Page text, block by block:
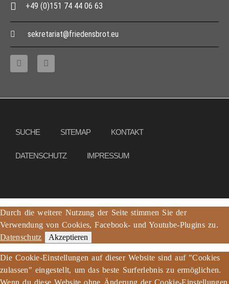
+49 (0)151 74 44 06 63
sekretariat@friedensbrot.eu
SUCHE SITEMAP KONTAKT
DATENSCHUTZ IMPRESSUM
Durch die weitere Nutzung der Seite stimmen Sie der
Verwendung von Cookies, Facebook- und Youtube-Plugins zu.
Datenschutz
Akzeptieren
Die Cookie-Einstellungen auf dieser Website sind auf "Cookies
zulassen" eingestellt, um das beste Surferlebnis zu ermöglichen.
Wenn du diese Website ohne Änderung der Cookie-Einstellungen